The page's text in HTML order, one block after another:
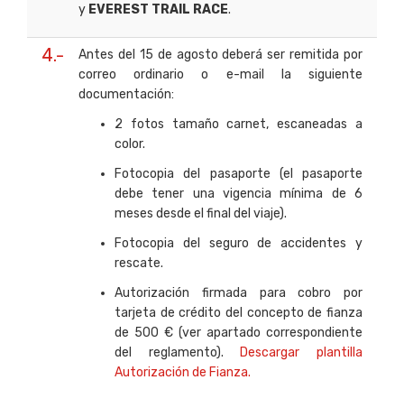
y EVEREST TRAIL RACE.
4.-
Antes del 15 de agosto deberá ser remitida por
correo ordinario o e-mail la siguiente
documentación:
2 fotos tamaño carnet, escaneadas a
color.
Fotocopia del pasaporte (el pasaporte
debe tener una vigencia mínima de 6
meses desde el final del viaje).
Fotocopia del seguro de accidentes y
rescate.
Autorización firmada para cobro por
tarjeta de crédito del concepto de fianza
de 500 € (ver apartado correspondiente
del reglamento). Descargar plantilla
Autorización de Fianza.